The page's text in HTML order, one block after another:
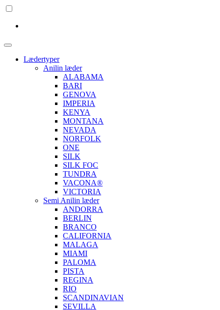
Lædertyper
Anilin læder
ALABAMA
BARI
GENOVA
IMPERIA
KENYA
MONTANA
NEVADA
NORFOLK
ONE
SILK
SILK FOC
TUNDRA
VACONA®
VICTORIA
Semi Anilin læder
ANDORRA
BERLIN
BRANCO
CALIFORNIA
MALAGA
MIAMI
PALOMA
PISTA
REGINA
RIO
SCANDINAVIAN
SEVILLA